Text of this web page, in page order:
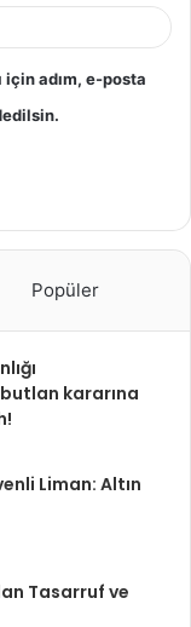
için adım, e-posta
Popüler
kararına
Liman: Altın
Tasarruf ve